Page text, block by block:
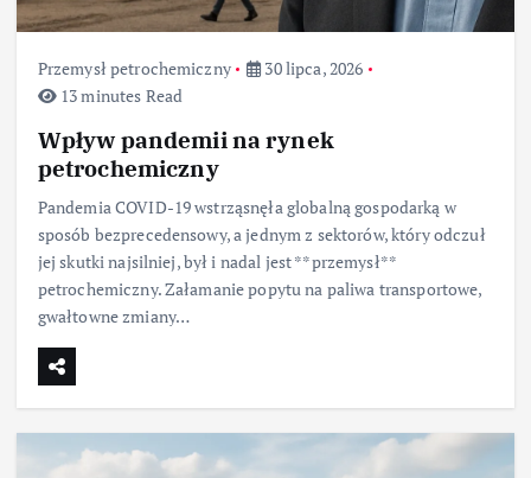
Przemysł petrochemiczny
30 lipca, 2026
13 minutes Read
Wpływ pandemii na rynek
petrochemiczny
Pandemia COVID-19 wstrząsnęła globalną gospodarką w
sposób bezprecedensowy, a jednym z sektorów, który odczuł
jej skutki najsilniej, był i nadal jest **przemysł**
petrochemiczny. Załamanie popytu na paliwa transportowe,
gwałtowne zmiany…